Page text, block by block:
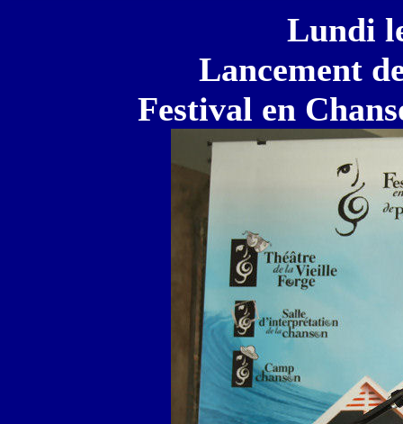
Lundi
Lancement
Festival en